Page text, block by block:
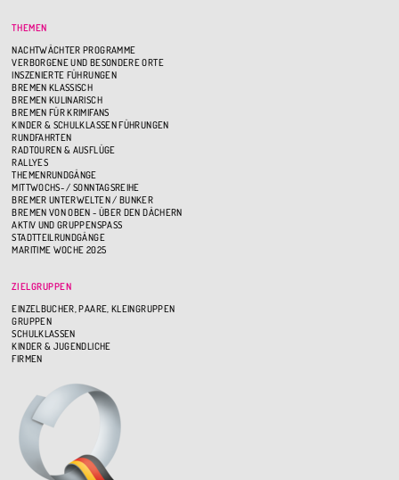
THEMEN
NACHTWÄCHTER PROGRAMME
VERBORGENE UND BESONDERE ORTE
INSZENIERTE FÜHRUNGEN
BREMEN KLASSISCH
BREMEN KULINARISCH
BREMEN FÜR KRIMIFANS
KINDER & SCHULKLASSEN FÜHRUNGEN
RUNDFAHRTEN
RADTOUREN & AUSFLÜGE
RALLYES
THEMENRUNDGÄNGE
MITTWOCHS- / SONNTAGSREIHE
BREMER UNTERWELTEN / BUNKER
BREMEN VON OBEN - ÜBER DEN DÄCHERN
AKTIV UND GRUPPENSPASS
STADTTEILRUNDGÄNGE
MARITIME WOCHE 2025
ZIELGRUPPEN
EINZELBUCHER, PAARE, KLEINGRUPPEN
GRUPPEN
SCHULKLASSEN
KINDER & JUGENDLICHE
FIRMEN